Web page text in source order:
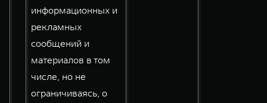
информационных и
рекламных
сообщений и
материалов в том
числе, но не
ограничиваясь, о